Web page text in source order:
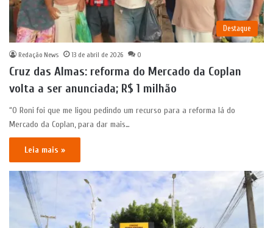
Destaque
Redação News 13 de abril de 2026 0
Cruz das Almas: reforma do Mercado da Coplan
volta a ser anunciada; R$ 1 milhão
“O Roni foi que me ligou pedindo um recurso para a reforma lá do
Mercado da Coplan, para dar mais…
Leia mais »